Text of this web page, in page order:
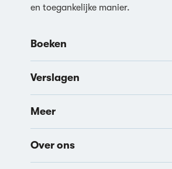
en toegankelijke manier.
Boeken
Verslagen
Meer
Over ons